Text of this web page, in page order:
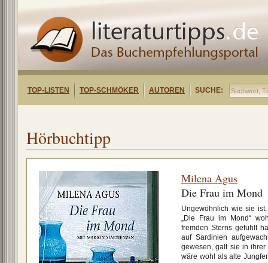
TOP-LISTEN TOP-SCHMÖKER AUTOREN SUCHE:
Hörbuchtipp
Milena Agus
Die Frau im Mond
Ungewöhnlich wie sie
„Die Frau im Mond“
fremden Sterns gefühlt
auf Sardinien
gewesen, galt sie in ihrer
wäre wohl als alte